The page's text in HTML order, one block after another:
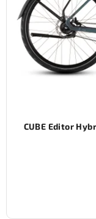
CUBE Editor